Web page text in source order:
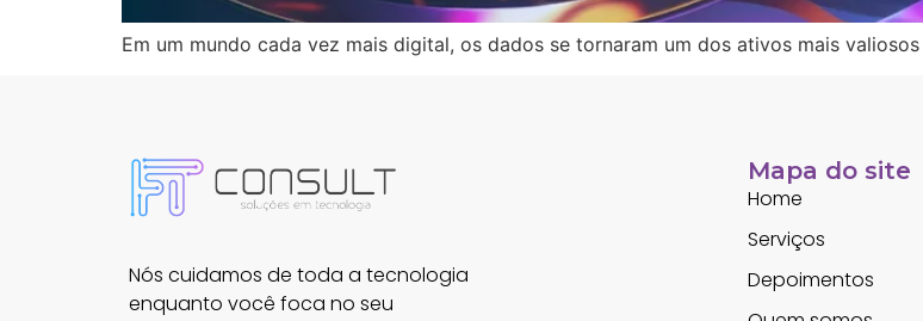
Em um mundo cada vez mais digital, os dados se tornaram um dos ativos mais
Nós cuidamos de toda a tecnologia
enquanto você foca no seu
Mapa do site
Home
Serviços
Depoimentos